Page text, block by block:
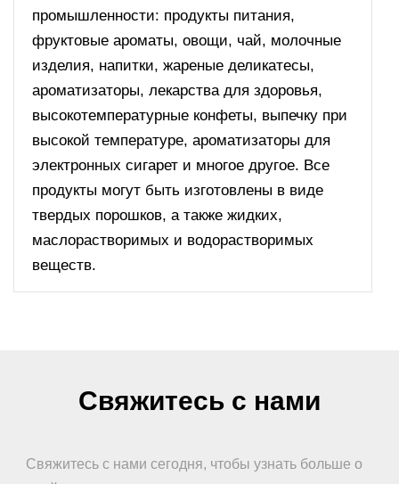
промышленности: продукты питания,
фруктовые ароматы, овощи, чай, молочные
изделия, напитки, жареные деликатесы,
ароматизаторы, лекарства для здоровья,
высокотемпературные конфеты, выпечку при
высокой температуре, ароматизаторы для
электронных сигарет и многое другое. Все
продукты могут быть изготовлены в виде
твердых порошков, а также жидких,
маслорастворимых и водорастворимых
веществ.
Свяжитесь с нами
Свяжитесь с нами сегодня, чтобы узнать больше о